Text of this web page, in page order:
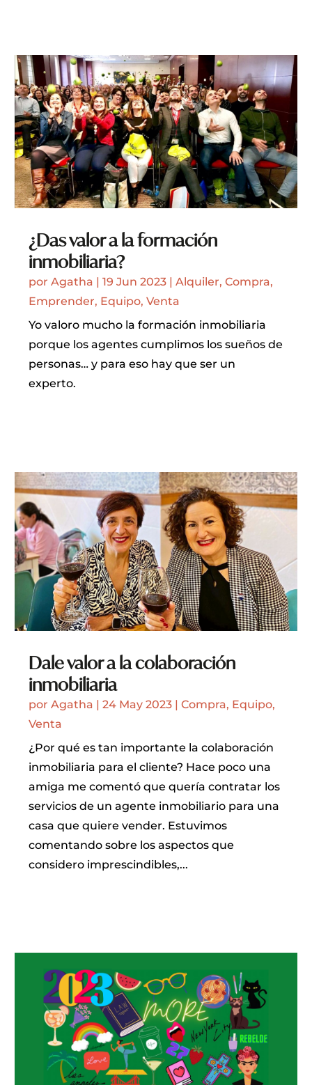
¿Das valor a la formación
inmobiliaria?
porAgatha |19 Jun 2023 |Alquiler,Compra,
Emprender, Equipo,Venta
Yo valoro mucho la formación inmobiliaria
porque los agentes cumplimos los sueños de
personas… y para eso hay que ser un
experto.
Dale valor a la colaboración
inmobiliaria
porAgatha |24 May 2023 |Compra, Equipo,
Venta
¿Por qué es tan importante la colaboración
inmobiliaria para el cliente? Hace poco una
amiga me comentó que quería contratar los
servicios de un agente inmobiliario para una
casa que quiere vender. Estuvimos
comentando sobre los aspectos que
considero imprescindibles,...